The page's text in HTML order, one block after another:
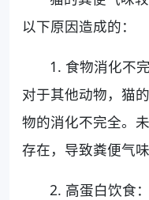
以下原因造成的：
1. 食物消化不
对于其他动物，猫
物的消化不完全。
存在，导致粪便气味
2. 高蛋白饮食